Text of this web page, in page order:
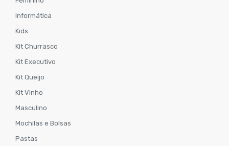
Informática
Kids
Kit Churrasco
Kit Executivo
Kit Queijo
Kit Vinho
Masculino
Mochilas e Bolsas
Pastas